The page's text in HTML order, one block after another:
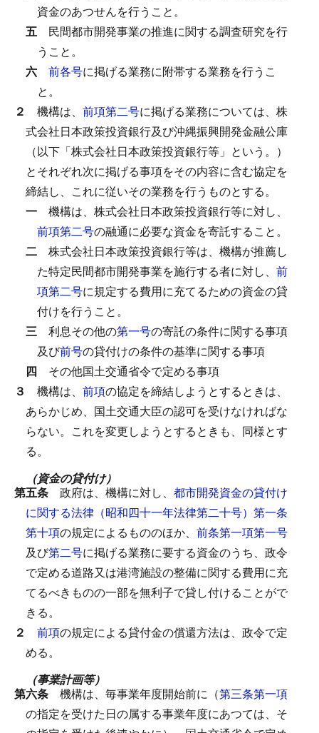
資金のあつせんを行うこと。
五 民間都市開発事業の推進に関する調査研究を行
うこと。
六 前各号に掲げる業務に附帯する業務を行うこ
と。
２ 機構は、 前項第二号に掲げる業務については、株
式会社日本政策投資銀行及び沖縄振興開発金融公庫
（以下「株式会社日本政策投資銀行等」という。）
とそれぞれ次に掲げる事項をその内容に含む協定を
締結し、これに従いその業務を行うものとする。
一 機構は、株式会社日本政策投資銀行等に対し、
前項第二号の融通に必要な資金を寄託すること。
二 株式会社日本政策投資銀行等は、機構が推薦し
た特定民間都市開発事業を施行する者に対し、 前
項第二号に規定する費用に充てるための資金の貸
付けを行うこと。
三 利息その他の第一号の寄託の条件に関する事項
及び前号の貸付けの条件の基準に関する事項
四 その他国土交通省令で定める事項
３ 機構は、 前項の協定を締結しようとするときは、
あらかじめ、国土交通大臣の認可を受けなければな
らない。 これを変更しようとするときも、同様とす
る。
（資金の貸付け）
第五条 政府は、機構に対し、 都市開発資金の貸付け
に関する法律（昭和四十一年法律第二十号）第一条
第十項の規定によるもののほか、 前条第一項第一号
及び第二号に掲げる業務に要する資金のうち、政令
で定める道路又は港湾施設の整備に関する費用に充
てるべきものの一部を無利子で貸し付けることがで
きる。
２ 前項の規定による貸付金の償還方法は、政令で定
める。
（事業計画等）
第六条 機構は、毎事業年度開始前に（第三条第一項
の指定を受けた日の属する事業年度にあつては、そ